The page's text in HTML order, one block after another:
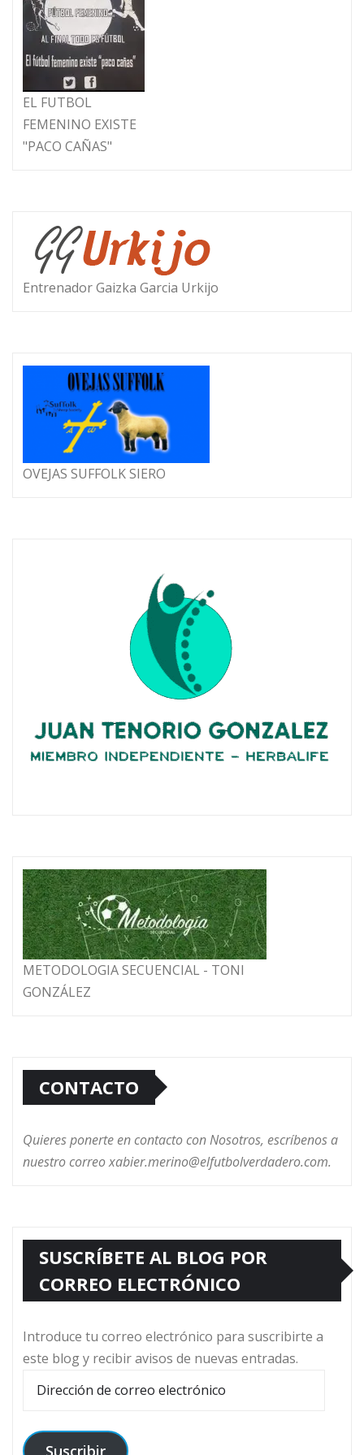
EL FUTBOL
FEMENINO EXISTE
"PACO CAÑAS"
Entrenador Gaizka Garcia Urkijo
OVEJAS SUFFOLK SIERO
METODOLOGIA SECUENCIAL - TONI
GONZÁLEZ
CONTACTO
Quieres ponerte en contacto con Nosotros, escríbenos a
nuestro correo xabier.merino@elfutbolverdadero.com.
SUSCRÍBETE AL BLOG POR
CORREO ELECTRÓNICO
Introduce tu correo electrónico para suscribirte a
este blog y recibir avisos de nuevas entradas.
electrónico
Suscribir